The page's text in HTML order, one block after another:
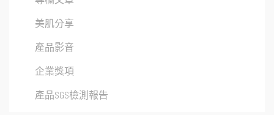
美肌分享
產品影音
企業獎項
產品SGS檢測報告